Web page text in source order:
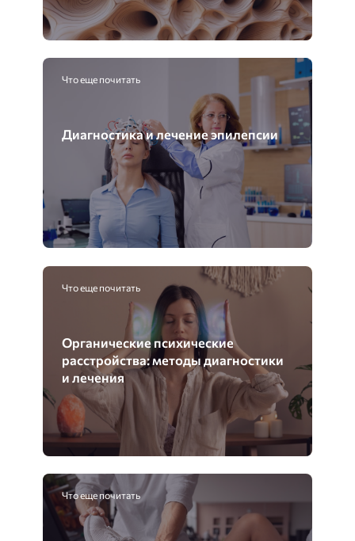
Что еще почитать
Диагностика и лечение эпилепсии
Что еще почитать
Органические психические
расстройства: методы диагностики
и лечения
Что еще почитать